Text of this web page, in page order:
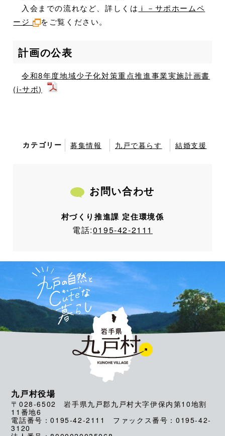
入会までの流れなど、詳しくは ｉ－サポホームペ
ージ
をご覧ください。
計画の公表
令和8年度地域少子化対策重点推進事業実施計画書
(i-サポ)
カテゴリー 募集情報 九戸で暮らす 結婚支援
お問い合わせ
村づくり推進課 定住環境係
電話:0195-42-2111
九戸村役場
〒028-6502 岩手県九戸郡九戸村大字伊保内第10地割
11番地6
電話番号：0195-42-2111 ファックス番号：0195-42-
3120